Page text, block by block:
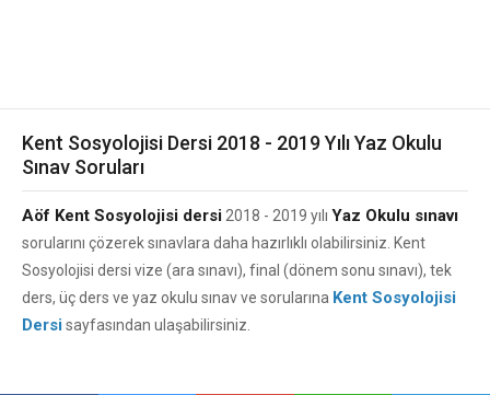
Kent Sosyolojisi Dersi 2018 - 2019 Yılı Yaz Okulu
Sınav Soruları
Aöf Kent Sosyolojisi dersi 2018 - 2019 yılı Yaz Okulu sınavı
sorularını çözerek sınavlara daha hazırlıklı olabilirsiniz. Kent
Sosyolojisi dersi vize (ara sınavı), final (dönem sonu sınavı), tek
ders, üç ders ve yaz okulu sınav ve sorularına Kent Sosyolojisi
Dersisayfasından ulaşabilirsiniz.